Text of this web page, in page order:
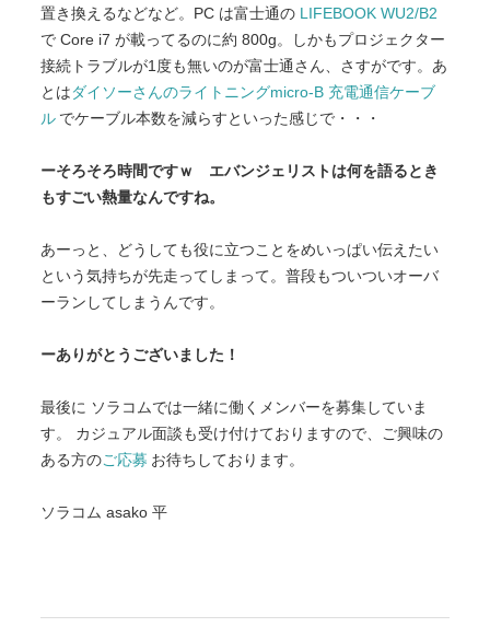
置き換えるなどなど。PC は富士通の LIFEBOOK WU2/B2
で Core i7 が載ってるのに約 800g。しかもプロジェクター
接続トラブルが1度も無いのが富士通さん、さすがです。あ
とはダイソーさんのライトニングmicro-B 充電通信ケーブ
ル でケーブル本数を減らすといった感じで・・・
ーそろそろ時間ですｗ エバンジェリストは何を語るとき
もすごい熱量なんですね。
あーっと、どうしても役に立つことをめいっぱい伝えたい
という気持ちが先走ってしまって。普段もついついオーバ
ーランしてしまうんです。
ーありがとうございました！
最後に ソラコムでは一緒に働くメンバーを募集していま
す。 カジュアル面談も受け付けておりますので、ご興味の
ある方のご応募 お待ちしております。
ソラコム asako 平